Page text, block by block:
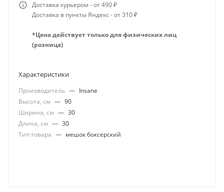
Доставка курьером - от 490 ₽
Доставка в пункты Яндекс - от 310 ₽
*Цена действует только для физических лиц
(розница)
Характеристики
Производитель — Insane
Высота, см — 90
Ширина, см — 30
Длина, см — 30
Тип товара — мешок боксерский